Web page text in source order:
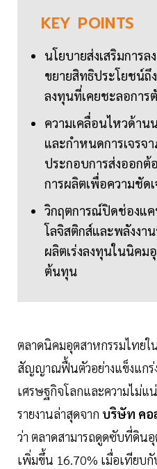
KEY POINTS
นโยบายส่งเสริมการ
ขยายสิทธิประโยชน์ถึ
ลงทุนที่เคยชะลอการ
ความเคลื่อนไหวด้าน
และกำหนดการเจรจ
ประกอบการส่งออกต้
การผลิตเพื่อความชัด
วิกฤตการณ์ปิดช่องแ
โลจิสติกส์และพลังงา
ผลิตเร่งลงทุนในนิคม
ต้นทุน
ตลาดนิคมอุตสาหกรรมไทยใ
สัญญาณฟื้นตัวอย่างแข็งแกร่
เศรษฐกิจโลกและความไม่
รายงานล่าสุดจาก บริษัท คอ
ว่า ตลาดสามารถดูดซับที่ดิน
เพิ่มขึ้น 16.70% เมื่อเทียบ